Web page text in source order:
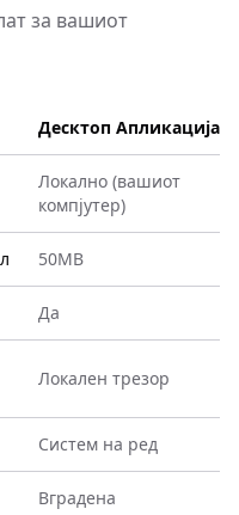
за вашиот
Десктоп Апликација
Локално (вашиот
компјутер)
50MB
Да
Локален трезор
Систем на ред
Вградена